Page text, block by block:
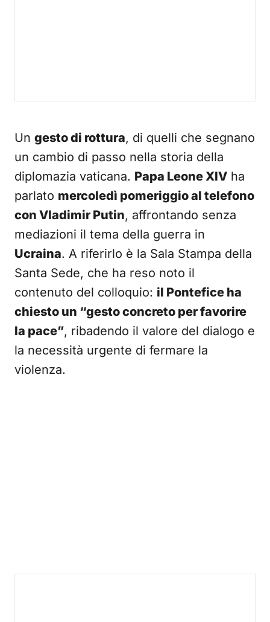
Un gesto di rottura, di quelli che segnano
un cambio di passo nella storia della
diplomazia vaticana. Papa Leone XIV ha
parlato mercoledì pomeriggio al telefono
con Vladimir Putin, affrontando senza
mediazioni il tema della guerra in
Ucraina. A riferirlo è la Sala Stampa della
Santa Sede, che ha reso noto il
contenuto del colloquio: il Pontefice ha
chiesto un “gesto concreto per favorire
la pace”, ribadendo il valore del dialogo e
la necessità urgente di fermare la
violenza.